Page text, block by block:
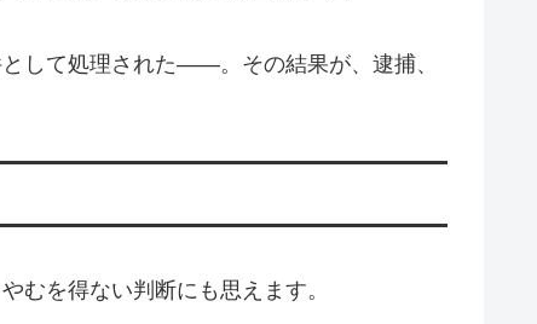
して処理された――。その結果が、逮捕、
むを得ない判断にも思えます。